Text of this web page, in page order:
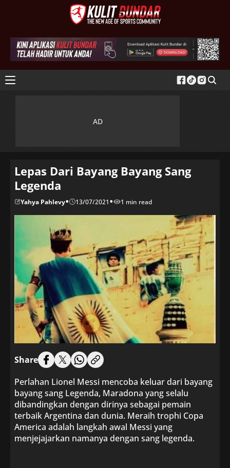
Lepas Dari Bayang Bayang Sang
Legenda
Yahya Pahlevy• 13/07/2021• 1 min read
Share
Perlahan Lionel Messi mencoba keluar dari bayang
bayang sang Legenda, Maradona yang selalu
dibandingkan dengan dirinya sebagai pemain
terbaik Argentina dan dunia. Meraih trophi Copa
America adalah langkah awal Messi yang
menjejajarkan namanya dengan sang legenda.